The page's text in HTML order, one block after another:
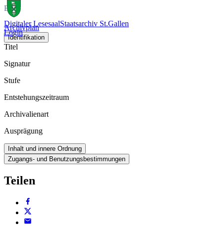
Digitaler LesesaalStaatsarchiv St.Gallen
Login
Buch
Archivplan
Identifikation
Titel
Signatur
Stufe
Entstehungszeitraum
Archivalienart
Ausprägung
Inhalt und innere Ordnung
Zugangs- und Benutzungsbestimmungen
Teilen